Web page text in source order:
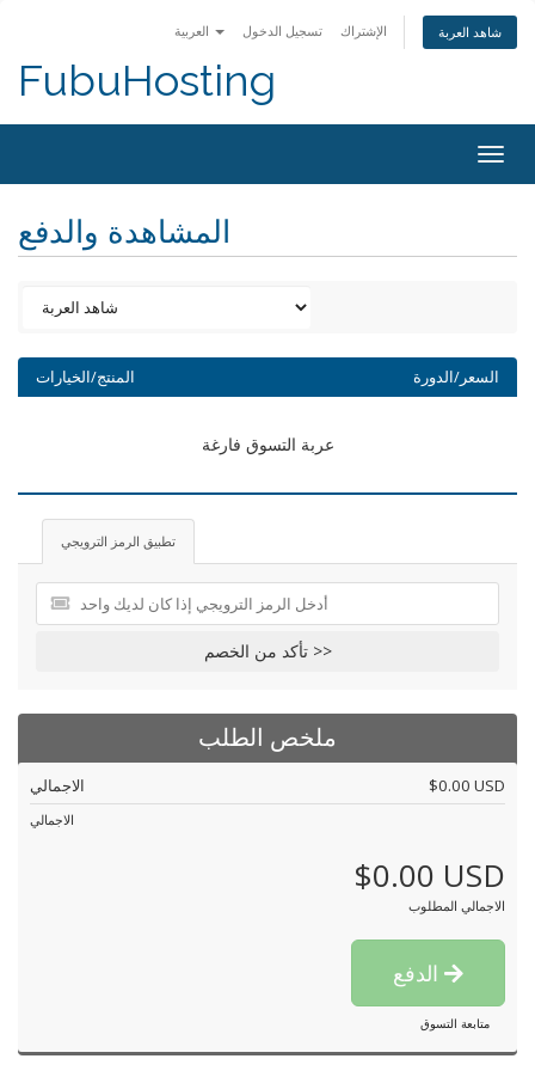
تسجيل الدخول الإشتراك شاهد العربة
FubuHosting
المشاهدة والدفع
المنتج/الخيارات السعر/الدورة
عربة التسوق فارغة
تطبيق الرمز الترويجي
تأكد من الخصم >>
ملخص الطلب
الاجمالي $0.00 USD
الاجمالي
$0.00 USD
الاجمالي المطلوب
متابعة التسوق